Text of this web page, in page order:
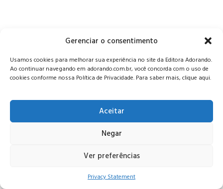
Gerenciar o consentimento
Usamos cookies para melhorar sua experiência no site da Editora Adorando.
Ao continuar navegando em adorando.com.br, você concorda com o uso de
cookies conforme nossa Política de Privacidade. Para saber mais, clique aqui.
Aceitar
Negar
Ver preferências
Privacy Statement
© Editora Adorando 2026. Todos os direitos reservados.
Consulte nossapolítica de privacidade.